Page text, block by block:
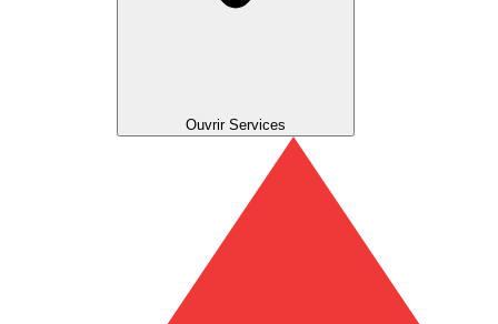
Ouvrir Services